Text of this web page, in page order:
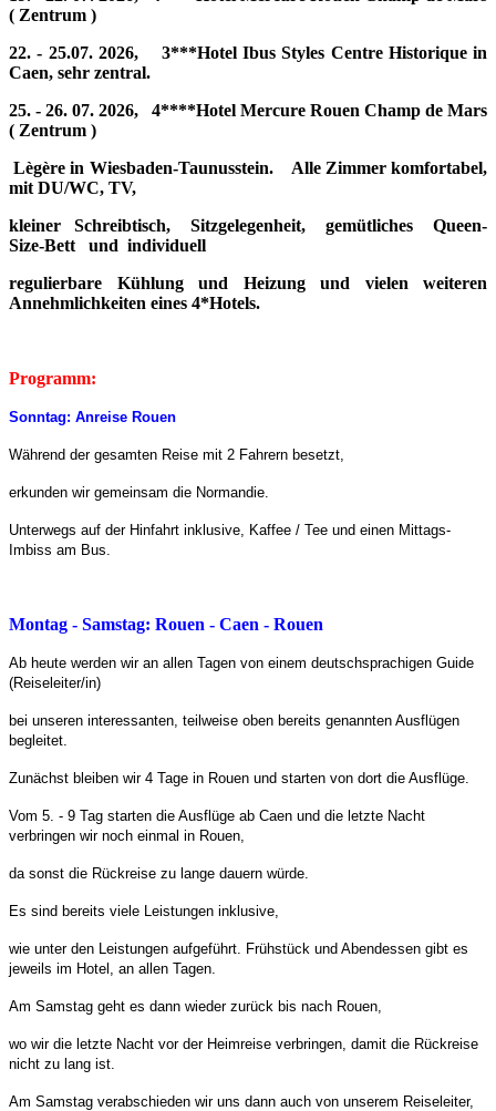
( Zentrum )
22. - 25.07. 2026, 3***Hotel Ibus Styles Centre Historique in
Caen, sehr zentral.
25. - 26. 07. 2026, 4****Hotel Mercure Rouen Champ de Mars
( Zentrum )
Lègère in Wiesbaden-Taunusstein. Alle Zimmer komfortabel,
mit DU/WC, TV,
kleiner Schreibtisch, Sitzgelegenheit, gemütliches Queen-
Size-Bett und individuell
regulierbare Kühlung und Heizung und vielen weiteren
Annehmlichkeiten eines 4*Hotels.
Programm:
Sonntag: Anreise Rouen
Während der gesamten Reise mit 2 Fahrern besetzt,
erkunden wir gemeinsam die Normandie.
Unterwegs auf der Hinfahrt inklusive, Kaffee / Tee und einen Mittags-
Imbiss am Bus.
Montag - Samstag: Rouen - Caen - Rouen
Ab heute werden wir an allen Tagen von einem deutschsprachigen Guide
(Reiseleiter/in)
bei unseren interessanten, teilweise oben bereits genannten Ausflügen
begleitet.
Zunächst bleiben wir 4 Tage in Rouen und starten von dort die Ausflüge.
Vom 5. - 9 Tag starten die Ausflüge ab Caen und die letzte Nacht
verbringen wir noch einmal in Rouen,
da sonst die Rückreise zu lange dauern würde.
Es sind bereits viele Leistungen inklusive,
wie unter den Leistungen aufgeführt. Frühstück und Abendessen gibt es
jeweils im Hotel, an allen Tagen.
Am Samstag geht es dann wieder zurück bis nach Rouen,
wo wir die letzte Nacht vor der Heimreise verbringen, damit die Rückreise
nicht zu lang ist.
Am Samstag verabschieden wir uns dann auch von unserem Reiseleiter,